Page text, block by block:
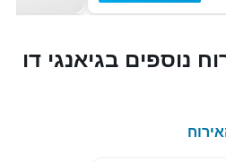
נוספים בגיאנגי דו